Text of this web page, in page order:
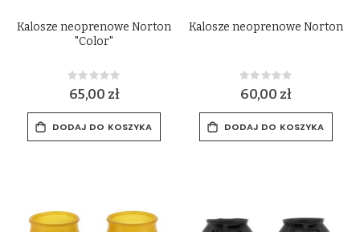
Kalosze neoprenowe Norton
"Color"
Rating:
0%
65,00 zł
DODAJ DO KOSZYKA
Kalosze neoprenowe Norton
Rating:
0%
60,00 zł
DODAJ DO KOSZYKA